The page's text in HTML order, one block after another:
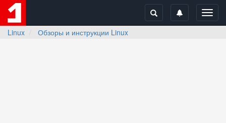
Linux
Обзоры и инструкции Linux